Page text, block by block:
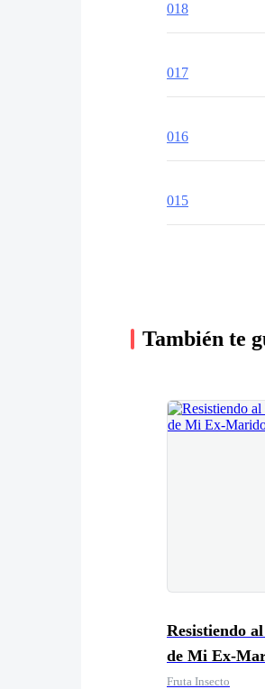
018
017
016
015
También te
Resistiendo
de Mi Ex-
Fruta Insecto